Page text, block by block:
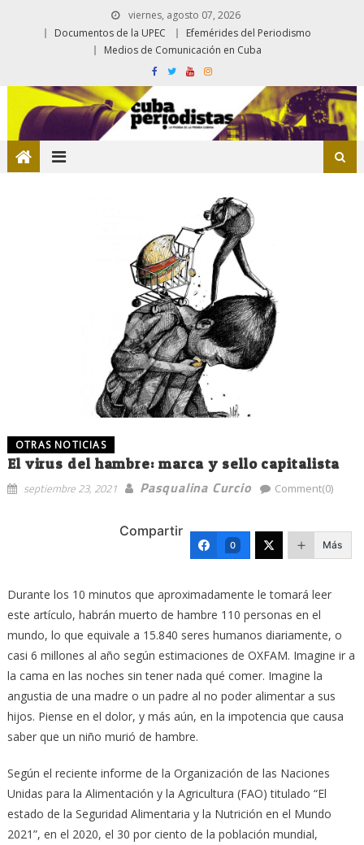
viernes, agosto 07, 2026
Documentos de la UPEC
Efemérides del Periodismo
Medios de Comunicación en Cuba
OTRAS NOTICIAS
El virus del hambre: marca y sello capitalista
septiembre 23, 2021 Pasqualina Curcio Comment(0)
Compartir
0 Más
Durante los 10 minutos que aproximadamente le tomará leer
este artículo, habrán muerto de hambre 110 personas en el
mundo, lo que equivale a 15.840 seres humanos diariamente, o
casi 6 millones al año según estimaciones de OXFAM. Imagine ir a
la cama en las noches sin tener nada qué comer. Imagine la
angustia de una madre o un padre al no poder alimentar a sus
hijos. Piense en el dolor, y más aún, en la impotencia que causa
saber que un niño murió de hambre.
Según el reciente informe de la Organización de las Naciones
Unidas para la Alimentación y la Agricultura (FAO) titulado “El
estado de la Seguridad Alimentaria y la Nutrición en el Mundo
2021”, en el 2020, el 30 por ciento de la población mundial,